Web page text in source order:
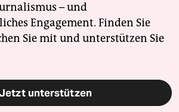
– und
Engagement. Finden Sie
Sie mit und unterstützen Sie
unterstützen